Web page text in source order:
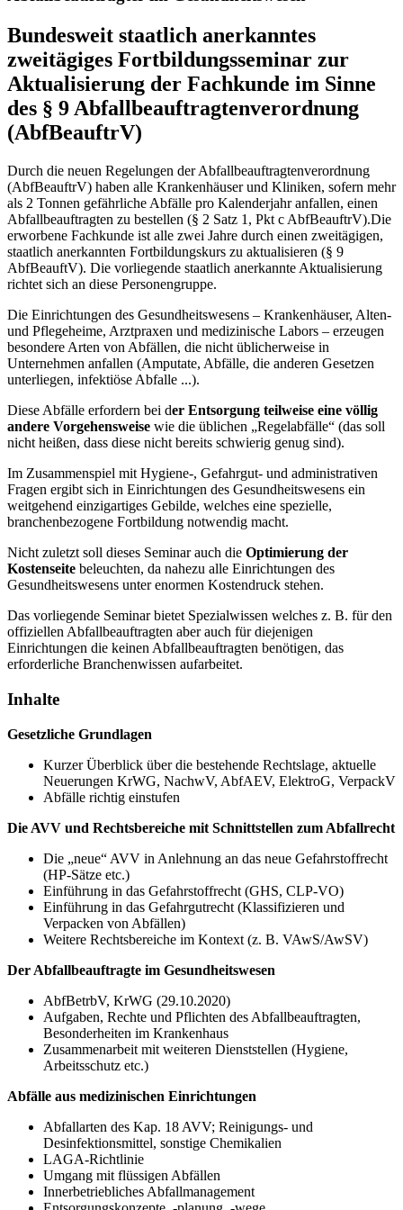
Bundesweit staatlich anerkanntes
zweitägiges Fortbildungsseminar zur
Aktualisierung der Fachkunde im Sinne
des § 9 Abfallbeauftragtenverordnung
(AbfBeauftrV)
Durch die neuen Regelungen der Abfallbeauftragtenverordnung
(AbfBeauftrV) haben alle Krankenhäuser und Kliniken, sofern mehr
als 2 Tonnen gefährliche Abfälle pro Kalenderjahr anfallen, einen
Abfallbeauftragten zu bestellen (§ 2 Satz 1, Pkt c AbfBeauftrV).Die
erworbene Fachkunde ist alle zwei Jahre durch einen zweitägigen,
staatlich anerkannten Fortbildungskurs zu aktualisieren (§ 9
AbfBeauftV). Die vorliegende staatlich anerkannte Aktualisierung
richtet sich an diese Personengruppe.
Die Einrichtungen des Gesundheitswesens – Krankenhäuser, Alten-
und Pflegeheime, Arztpraxen und medizinische Labors – erzeugen
besondere Arten von Abfällen, die nicht üblicherweise in
Unternehmen anfallen (Amputate, Abfälle, die anderen Gesetzen
unterliegen, infektiöse Abfalle ...).
Diese Abfälle erfordern bei der Entsorgung teilweise eine völlig
andere Vorgehensweise wie die üblichen „Regelabfälle“ (das soll
nicht heißen, dass diese nicht bereits schwierig genug sind).
Im Zusammenspiel mit Hygiene-, Gefahrgut- und administrativen
Fragen ergibt sich in Einrichtungen des Gesundheitswesens ein
weitgehend einzigartiges Gebilde, welches eine spezielle,
branchenbezogene Fortbildung notwendig macht.
Nicht zuletzt soll dieses Seminar auch die Optimierung der
Kostenseite beleuchten, da nahezu alle Einrichtungen des
Gesundheitswesens unter enormen Kostendruck stehen.
Das vorliegende Seminar bietet Spezialwissen welches z. B. für den
offiziellen Abfallbeauftragten aber auch für diejenigen
Einrichtungen die keinen Abfallbeauftragten benötigen, das
erforderliche Branchenwissen aufarbeitet.
Inhalte
Gesetzliche Grundlagen
Kurzer Überblick über die bestehende Rechtslage, aktuelle
Neuerungen KrWG, NachwV, AbfAEV, ElektroG, VerpackV
Abfälle richtig einstufen
Die AVV und Rechtsbereiche mit Schnittstellen zum Abfallrecht
Die „neue“ AVV in Anlehnung an das neue Gefahrstoffrecht
(HP-Sätze etc.)
Einführung in das Gefahrstoffrecht (GHS, CLP-VO)
Einführung in das Gefahrgutrecht (Klassifizieren und
Verpacken von Abfällen)
Weitere Rechtsbereiche im Kontext (z. B. VAwS/AwSV)
Der Abfallbeauftragte im Gesundheitswesen
AbfBetrbV, KrWG (29.10.2020)
Aufgaben, Rechte und Pflichten des Abfallbeauftragten,
Besonderheiten im Krankenhaus
Zusammenarbeit mit weiteren Dienststellen (Hygiene,
Arbeitsschutz etc.)
Abfälle aus medizinischen Einrichtungen
Abfallarten des Kap. 18 AVV; Reinigungs- und
Desinfektionsmittel, sonstige Chemikalien
LAGA-Richtlinie
Umgang mit flüssigen Abfällen
Innerbetriebliches Abfallmanagement